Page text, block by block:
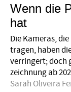
Wenn die
hat
Die Kameras,
tragen, haben
verringert; doch
zeichnung ab
Sarah Oliveira